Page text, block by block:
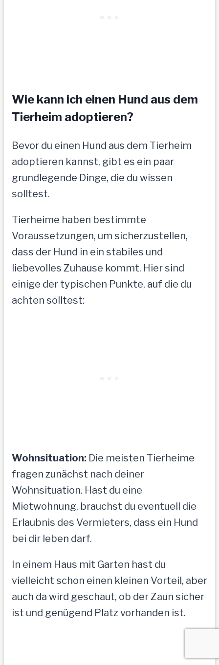
Wie kann ich einen Hund aus dem
Tierheim adoptieren?
Bevor du einen Hund aus dem Tierheim
adoptieren kannst, gibt es ein paar
grundlegende Dinge, die du wissen
solltest.
Tierheime haben bestimmte
Voraussetzungen, um sicherzustellen,
dass der Hund in ein stabiles und
liebevolles Zuhause kommt. Hier sind
einige der typischen Punkte, auf die du
achten solltest:
Wohnsituation: Die meisten Tierheime
fragen zunächst nach deiner
Wohnsituation. Hast du eine
Mietwohnung, brauchst du eventuell die
Erlaubnis des Vermieters, dass ein Hund
bei dir leben darf.
In einem Haus mit Garten hast du
vielleicht schon einen kleinen Vorteil, aber
auch da wird geschaut, ob der Zaun sicher
ist und genügend Platz vorhanden ist.